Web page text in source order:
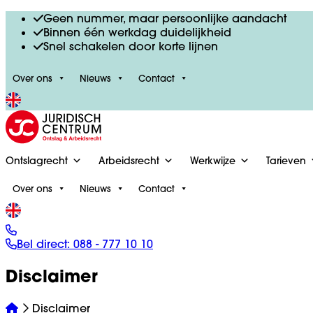
Geen nummer, maar persoonlijke aandacht
Binnen één werkdag duidelijkheid
Snel schakelen door korte lijnen
Over ons Nieuws Contact
Ontslagrecht Arbeidsrecht Werkwijze Tarieven
Over ons Nieuws Contact
Bel direct: 088 - 777 10 10
Disclaimer
Disclaimer